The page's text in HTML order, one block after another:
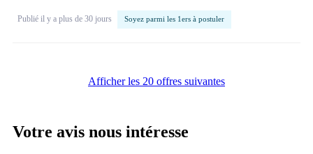
Publié il y a plus de 30 jours Soyez parmi les 1ers à postuler
Afficher les 20 offres suivantes
Votre avis nous intéresse